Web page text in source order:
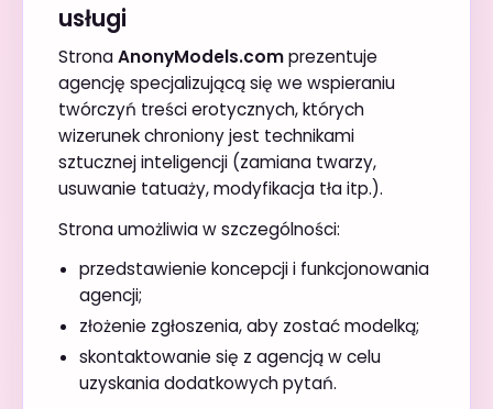
usługi
StronaAnonyModels.comprezentuje
agencję specjalizującą się we wspieraniu
twórczyń treści erotycznych, których
wizerunek chroniony jest technikami
sztucznej inteligencji (zamiana twarzy,
usuwanie tatuaży, modyfikacja tła itp.).
Strona umożliwia w szczególności:
przedstawienie koncepcji i funkcjonowania
agencji;
złożenie zgłoszenia, aby zostać modelką;
skontaktowanie się z agencją w celu
uzyskania dodatkowych pytań.